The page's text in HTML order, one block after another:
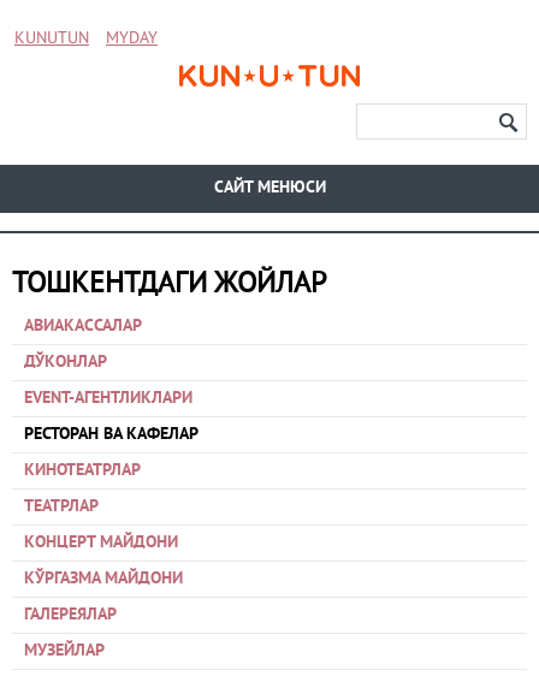
KUNUTUN MYDAY
CАЙТ МЕНЮСИ
ТОШКЕНТДАГИ ЖОЙЛАР
АВИАКАССАЛАР
ДЎКОНЛАР
EVENT-АГЕНТЛИКЛАРИ
РЕСТОРАН ВА КАФЕЛАР
КИНОТЕАТРЛАР
ТЕАТРЛАР
КОНЦЕРТ МАЙДОНИ
КЎРГАЗМА МАЙДОНИ
ГАЛЕРЕЯЛАР
МУЗЕЙЛАР